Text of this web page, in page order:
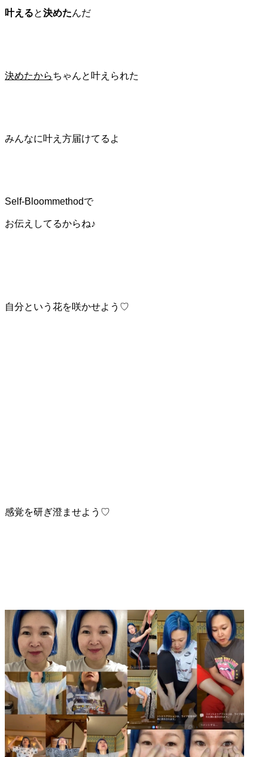
叶えると決めたんだ
決めたからちゃんと叶えられた
みんなに叶え方届けてるよ
Self-Bloommethodで
お伝えしてるからね♪
自分という花を咲かせよう♡
感覚を研ぎ澄ませよう♡